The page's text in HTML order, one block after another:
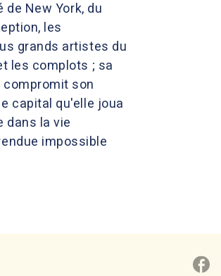
New York, du
les
grands artistes du
les complots ; sa
son
capital qu'elle joua
dans la vie
impossible